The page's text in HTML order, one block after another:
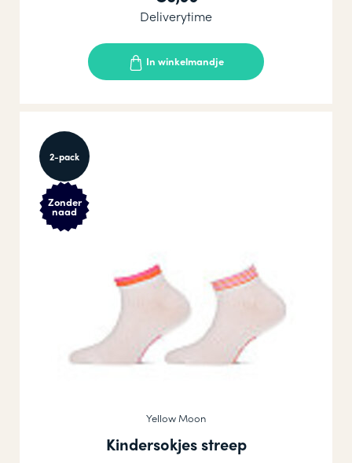
Deliverytime
In winkelmandje
2-pack
Zonder
naad
Yellow Moon
Kindersokjes streep